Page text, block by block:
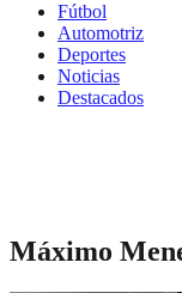
Fútbol
Automotriz
Deportes
Noticias
Destacados
Máximo